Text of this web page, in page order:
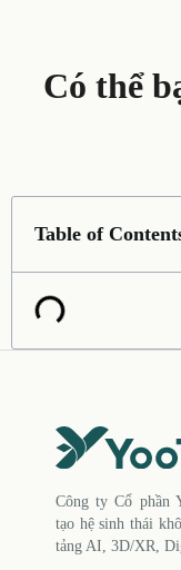
Có thể
Table of
Công ty Cổ phần
tạo hệ sinh thái
tảng AI, 3D/XR,